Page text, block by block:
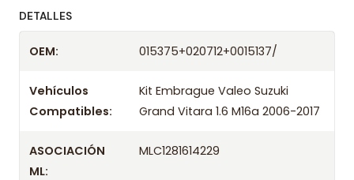
Despacharemos el producto con transportista en
un máximo de 24 hrs hábiles o retira gratis en
tienda previo correo de confirmación.
Años compatibles
Kit Embrague Valeo Suzuki Grand Vitara 1.6 M16a
2006
DETALLES
OEM: 015375+020712+0015137/
Vehículos
Compatibles:
Kit Embrague Valeo Suzuki
Grand Vitara 1.6 M16a 2006-2017
ASOCIACIÓN
ML:
MLC1281614229